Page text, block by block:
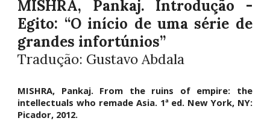
MISHRA, Pankaj. Introdução -
Egito: “O início de uma série de
grandes infortúnios”
Tradução: Gustavo Abdala
MISHRA, Pankaj. From the ruins of empire: the
intellectuals who remade Asia. 1ª ed. New York, NY:
Picador, 2012.